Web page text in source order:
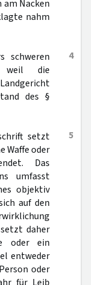
Nacken
nahm
4
schweren
weil die
des §
5
setzt
Waffe oder
Das
umfasst
objektiv
auf den
setzt daher
oder ein
entweder
oder